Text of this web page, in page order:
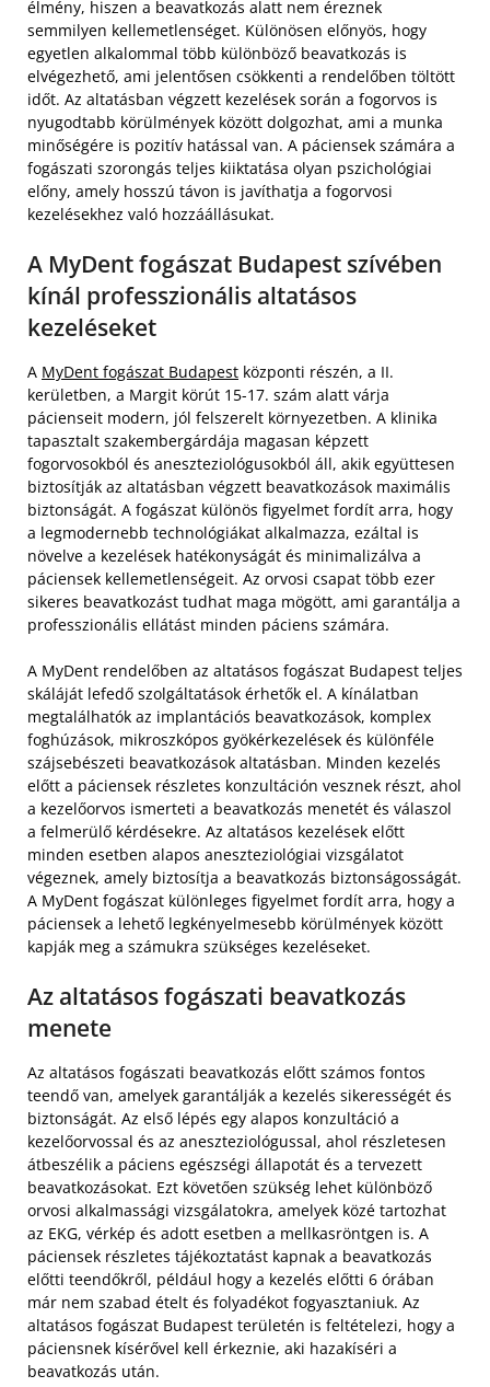
élmény, hiszen a beavatkozás alatt nem éreznek
semmilyen kellemetlenséget. Különösen előnyös, hogy
egyetlen alkalommal több különböző beavatkozás is
elvégezhető, ami jelentősen csökkenti a rendelőben töltött
időt. Az altatásban végzett kezelések során a fogorvos is
nyugodtabb körülmények között dolgozhat, ami a munka
minőségére is pozitív hatással van. A páciensek számára a
fogászati szorongás teljes kiiktatása olyan pszichológiai
előny, amely hosszú távon is javíthatja a fogorvosi
kezelésekhez való hozzáállásukat.
A MyDent fogászat Budapest szívében
kínál professzionális altatásos
kezeléseket
A MyDent fogászat Budapest központi részén, a II.
kerületben, a Margit körút 15-17. szám alatt várja
pácienseit modern, jól felszerelt környezetben. A klinika
tapasztalt szakembergárdája magasan képzett
fogorvosokból és aneszteziológusokból áll, akik együttesen
biztosítják az altatásban végzett beavatkozások maximális
biztonságát. A fogászat különös figyelmet fordít arra, hogy
a legmodernebb technológiákat alkalmazza, ezáltal is
növelve a kezelések hatékonyságát és minimalizálva a
páciensek kellemetlenségeit. Az orvosi csapat több ezer
sikeres beavatkozást tudhat maga mögött, ami garantálja a
professzionális ellátást minden páciens számára.
A MyDent rendelőben az altatásos fogászat Budapest teljes
skáláját lefedő szolgáltatások érhetők el. A kínálatban
megtalálhatók az implantációs beavatkozások, komplex
foghúzások, mikroszkópos gyökérkezelések és különféle
szájsebészeti beavatkozások altatásban. Minden kezelés
előtt a páciensek részletes konzultáción vesznek részt, ahol
a kezelőorvos ismerteti a beavatkozás menetét és válaszol
a felmerülő kérdésekre. Az altatásos kezelések előtt
minden esetben alapos aneszteziológiai vizsgálatot
végeznek, amely biztosítja a beavatkozás biztonságosságát.
A MyDent fogászat különleges figyelmet fordít arra, hogy a
páciensek a lehető legkényelmesebb körülmények között
kapják meg a számukra szükséges kezeléseket.
Az altatásos fogászati beavatkozás
menete
Az altatásos fogászati beavatkozás előtt számos fontos
teendő van, amelyek garantálják a kezelés sikerességét és
biztonságát. Az első lépés egy alapos konzultáció a
kezelőorvossal és az aneszteziológussal, ahol részletesen
átbeszélik a páciens egészségi állapotát és a tervezett
beavatkozásokat. Ezt követően szükség lehet különböző
orvosi alkalmassági vizsgálatokra, amelyek közé tartozhat
az EKG, vérkép és adott esetben a mellkasröntgen is. A
páciensek részletes tájékoztatást kapnak a beavatkozás
előtti teendőkről, például hogy a kezelés előtti 6 órában
már nem szabad ételt és folyadékot fogyasztaniuk. Az
altatásos fogászat Budapest területén is feltételezi, hogy a
páciensnek kísérővel kell érkeznie, aki hazakíséri a
beavatkozás után.